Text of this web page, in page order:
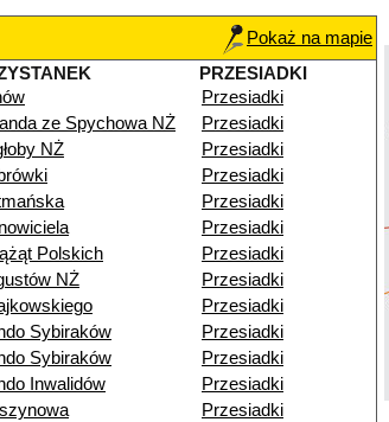
Pokaż na mapie
PRZESIADKI
Przesiadki
ze Spychowa NŻ
Przesiadki
NŻ
Przesiadki
Przesiadki
Przesiadki
Przesiadki
Polskich
Przesiadki
NŻ
Przesiadki
Przesiadki
Sybiraków
Przesiadki
Sybiraków
Przesiadki
Inwalidów
Przesiadki
Przesiadki